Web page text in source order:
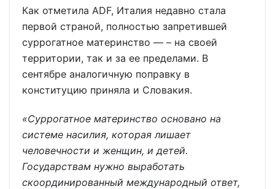
Как отметила ADF, Италия недавно стала
первой страной, полностью запретившей
суррогатное материнство — – на своей
территории, так и за ее пределами. В
сентябре аналогичную поправку в
конституцию приняла и Словакия.
«Суррогатное материнство основано на
системе насилия, которая лишает
человечности и женщин, и детей.
Государствам нужно выработать
скоординированный международный ответ,